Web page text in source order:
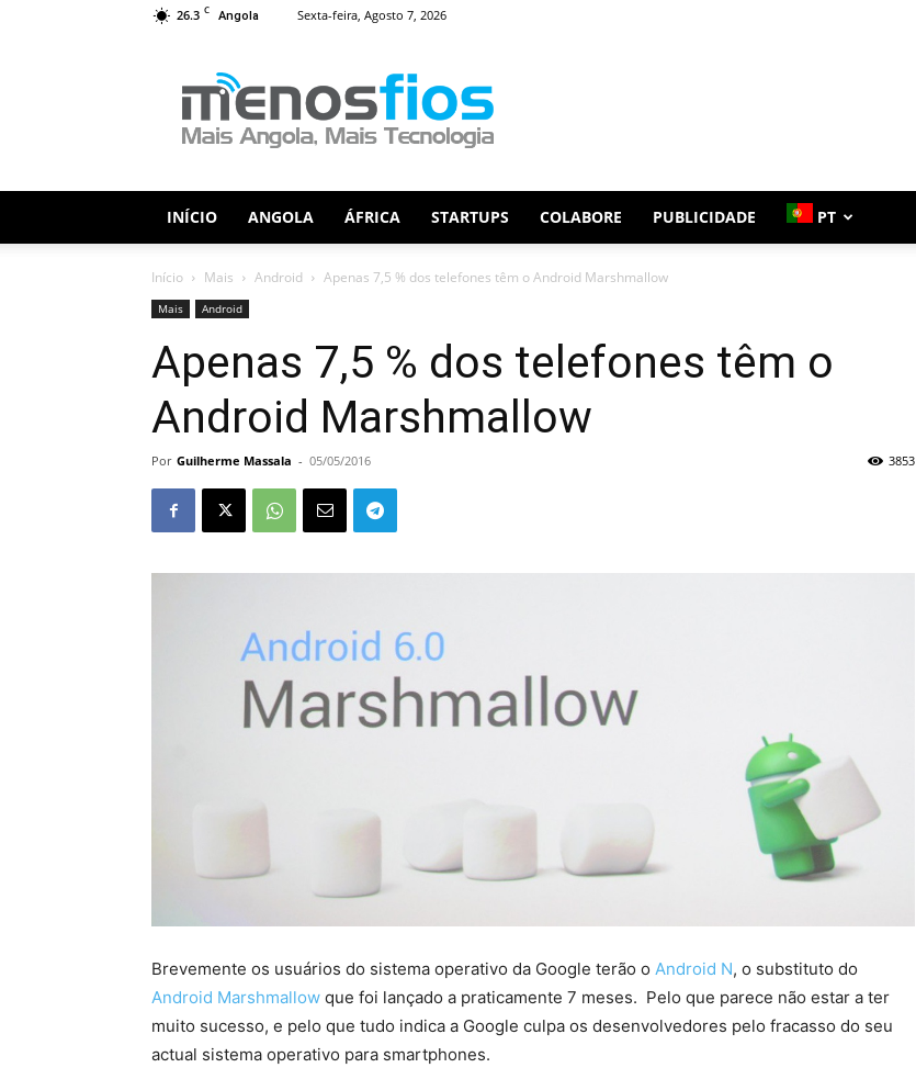
26.3 C Angola Sexta-feira, Agosto 7, 2026
Fios
INÍCIO ANGOLA ÁFRICA STARTUPS COLABORE PUBLICIDADE PT
Início Mais Android Apenas 7,5 % dos telefones têm o Android Marshmallow
Mais Android
Apenas 7,5 % dos telefones têm o
Android Marshmallow
Por Guilherme Massala - 05/05/2016 3853
Brevemente os usuários do sistema operativo da Google terão o Android N, o substituto do
Android Marshmallow que foi lançado a praticamente 7 meses. Pelo que parece não estar a ter
muito sucesso, e pelo que tudo indica a Google culpa os desenvolvedores pelo fracasso do seu
actual sistema operativo para smartphones.